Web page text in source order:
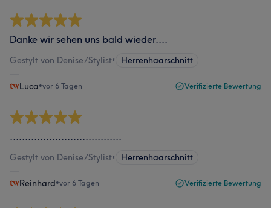
Danke wir sehen uns bald wieder....
Gestylt von Denise/Stylist• Herrenhaarschnitt
Luca•vor 6 Tagen Verifizierte Bewertung
.....................................
Gestylt von Denise/Stylist• Herrenhaarschnitt
Reinhard•vor 6 Tagen Verifizierte Bewertung